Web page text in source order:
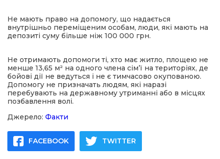
Не мають право на допомогу, що надається
внутрішньо переміщеним особам, люди, які мають на
депозиті суму більше ніж 100 000 грн.
Не отримають допомоги ті, хто має житло, площею не
менше 13,65 м² на одного члена сім’ї на територіях, де
бойові дії не ведуться і не є тимчасово окупованою.
Допомогу не призначать людям, які наразі
перебувають на державному утриманні або в місцях
позбавлення волі.
Джерело: Факти
FACEBOOK TWITTER